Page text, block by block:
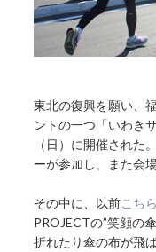
東北の復興を願い、
ントの一つ「いわき
（日）に開催された
ーが参加し、また会
その中に、以前こち
PROJECTの”笑顔の
折れたり傘の布が飛